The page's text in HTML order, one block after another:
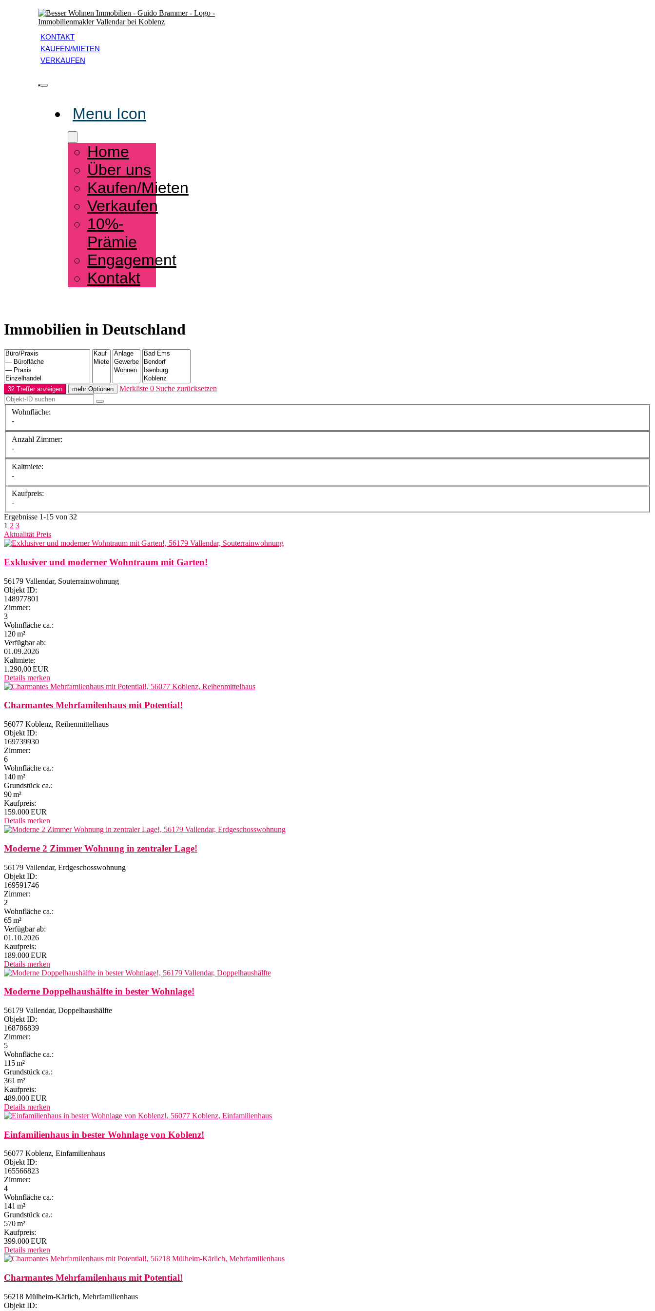
KONTAKT
KAUFEN/MIETEN
VERKAUFEN
Navigation
Menu Icon
Home
Über uns
Kaufen/Mieten
Verkaufen
10%-
Prämie
Engagement
Kontakt
Immobilien in Deutschland
32 Treffer anzeigen mehr Optionen Merkliste 0 Suche zurücksetzen
Wohnfläche:
-
Anzahl Zimmer:
-
Kaltmiete:
-
Kaufpreis:
-
Ergebnisse 1-15 von 32
1 2 3
Aktualität Preis
Exklusiver und moderner Wohntraum mit Garten!
56179 Vallendar, Souterrainwohnung
Objekt ID:
148977801
Zimmer:
3
Wohnfläche ca.:
120 m²
Verfügbar ab:
01.09.2026
Kaltmiete:
1.290,00 EUR
Details merken
Charmantes Mehrfamilenhaus mit Potential!
56077 Koblenz, Reihenmittelhaus
Objekt ID:
169739930
Zimmer:
6
Wohnfläche ca.:
140 m²
Grund­stück ca.:
90 m²
Kaufpreis:
159.000 EUR
Details merken
Moderne 2 Zimmer Wohnung in zentraler Lage!
56179 Vallendar, Erdgeschosswohnung
Objekt ID:
169591746
Zimmer:
2
Wohnfläche ca.:
65 m²
Verfügbar ab:
01.10.2026
Kaufpreis:
189.000 EUR
Details merken
Moderne Doppelhaushälfte in bester Wohnlage!
56179 Vallendar, Doppelhaushälfte
Objekt ID:
168786839
Zimmer:
5
Wohnfläche ca.:
115 m²
Grund­stück ca.:
361 m²
Kaufpreis:
489.000 EUR
Details merken
Einfamilienhaus in bester Wohnlage von Koblenz!
56077 Koblenz, Einfamilienhaus
Objekt ID:
165566823
Zimmer:
4
Wohnfläche ca.:
141 m²
Grund­stück ca.:
570 m²
Kaufpreis:
399.000 EUR
Details merken
Charmantes Mehrfamilenhaus mit Potential!
56218 Mülheim-Kärlich, Mehrfamilienhaus
Objekt ID: